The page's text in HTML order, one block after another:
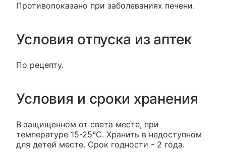
Противопоказано при заболеваниях печени.
Условия отпуска из аптек
По рецепту.
Условия и сроки хранения
В защищенном от света месте, при
температуре 15-25°С. Хранить в недоступном
для детей месте. Срок годности - 2 года.